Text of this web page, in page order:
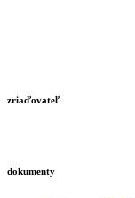
zriaďovateľ
dokumenty